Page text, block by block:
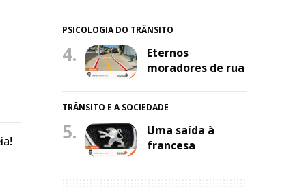
PSICOLOGIA DO TRÂNSITO
4.
Eternos
moradores de rua
TRÂNSITO E A SOCIEDADE
5.
Uma saída à
francesa